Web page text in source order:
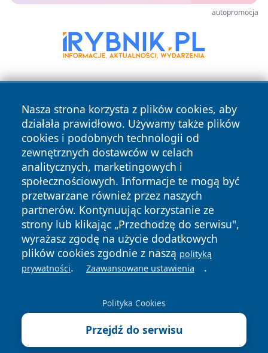
autopromocja
Nasza strona korzysta z plików cookies, aby
działała prawidłowo. Używamy także plików
cookies i podobnych technologii od
zewnętrznych dostawców w celach
analitycznych, marketingowych i
społecznościowych. Informacje te mogą być
przetwarzane również przez naszych
partnerów. Kontynuując korzystanie ze
strony lub klikając „Przechodzę do serwisu",
wyrażasz zgodę na użycie dodatkowych
plików cookies zgodnie z naszą polityką
prywatności. Zaawansowane ustawienia .
Polityka Cookies
Przejdź do serwisu
Copyright © 2026 wiadomoscilublin.pl Wszystkie prawa
zastrzeżone.
News Autorzy
Polityka
Prywatności
Polityka
Cookies